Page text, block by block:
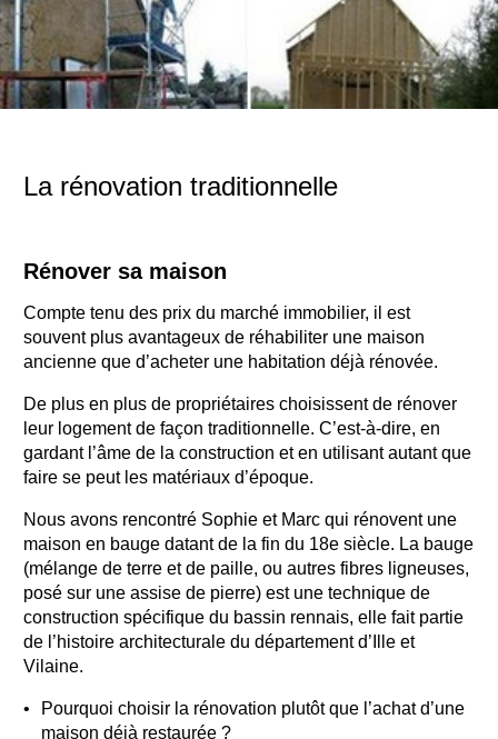
La rénovation traditionnelle
Rénover sa maison
Compte tenu des prix du marché immobilier, il est
souvent plus avantageux de réhabiliter une maison
ancienne que d’acheter une habitation déjà rénovée.
De plus en plus de propriétaires choisissent de rénover
leur logement de façon traditionnelle. C’est-à-dire, en
gardant l’âme de la construction et en utilisant autant que
faire se peut les matériaux d’époque.
Nous avons rencontré Sophie et Marc qui rénovent une
maison en bauge datant de la fin du 18e siècle. La bauge
(mélange de terre et de paille, ou autres fibres ligneuses,
posé sur une assise de pierre) est une technique de
construction spécifique du bassin rennais, elle fait partie
de l’histoire architecturale du département d’Ille et
Vilaine.
Pourquoi choisir la rénovation plutôt que l’achat d’une
maison déjà restaurée ?